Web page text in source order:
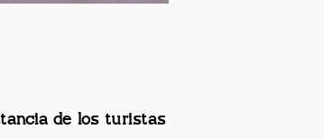
de los turistas